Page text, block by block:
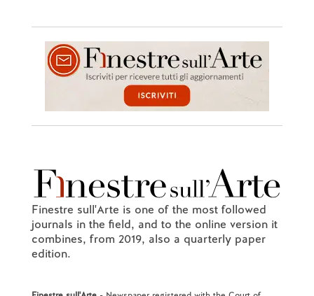
Finestre sull'Arte is one of the most followed
journals in the field, and to the online version it
combines, from 2019, also a quarterly paper
edition.